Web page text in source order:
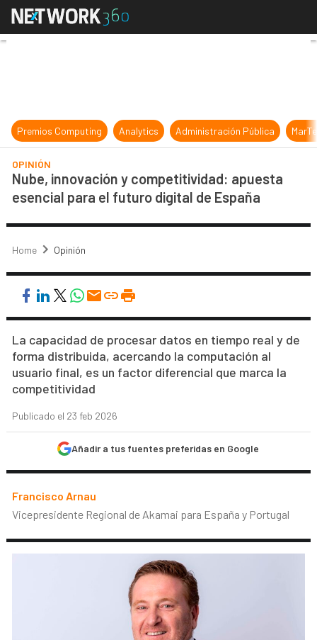
Nube, innovación y
Premios Computing Analytics Administración Pública
OPINIÓN
Nube, innovación y competitividad: apuesta
esencial para el futuro digital de España
Home Opinión
La capacidad de procesar datos en tiempo real y de
forma distribuida, acercando la computación al
usuario final, es un factor diferencial que marca la
competitividad
Publicado el 23 feb 2026
Añadir a tus fuentes preferidas en Google
Francisco Arnau
Vicepresidente Regional de Akamai para España y Portugal